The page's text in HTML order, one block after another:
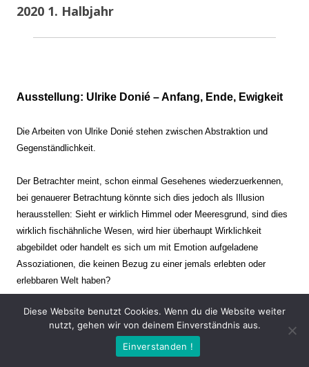
2020 1. Halbjahr
Ausstellung: Ulrike Donié – Anfang, Ende, Ewigkeit
Die Arbeiten von Ulrike Donié stehen zwischen Abstraktion und
Gegenständlichkeit.
Der Betrachter meint, schon einmal Gesehenes wiederzuerkennen,
bei genauerer Betrachtung könnte sich dies jedoch als Illusion
herausstellen: Sieht er wirklich Himmel oder Meeresgrund, sind dies
wirklich fischähnliche Wesen, wird hier überhaupt Wirklichkeit
abgebildet oder handelt es sich um mit Emotion aufgeladene
Assoziationen, die keinen Bezug zu einer jemals erlebten oder
erlebbaren Welt haben?
Verharren und Dynamik stehen sich dabei gegenüber. Zeit steht still
oder verrinnt im Nu. Es soll dabei eine Spannung, auch farblich, bis
zur Schmerzgrenze erzeugt werden. Die Arbeiten stellen ambivalente
Diese Website benutzt Cookies. Wenn du die Website weiter
nutzt, gehen wir von deinem Einverständnis aus.
Einverstanden !